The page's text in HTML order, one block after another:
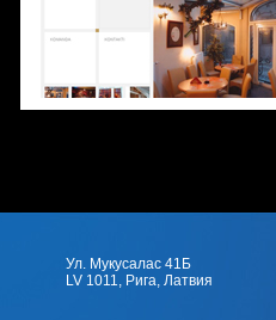
Ул. Мукусалас 41Б
LV 1011, Рига, Латвия